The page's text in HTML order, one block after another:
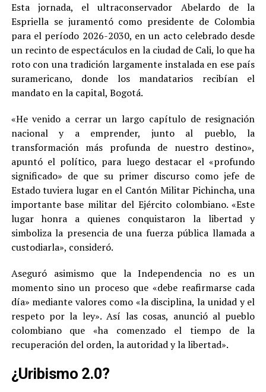
Esta jornada, el ultraconservador Abelardo de la
Espriella se juramentó como presidente de Colombia
para el período 2026-2030, en un acto celebrado desde
un recinto de espectáculos en la ciudad de Cali, lo que ha
roto con una tradición largamente instalada en ese país
suramericano, donde los mandatarios recibían el
mandato en la capital, Bogotá.
«He venido a cerrar un largo capítulo de resignación
nacional y a emprender, junto al pueblo, la
transformación más profunda de nuestro destino»,
apuntó el político, para luego destacar el «profundo
significado» de que su primer discurso como jefe de
Estado tuviera lugar en el Cantón Militar Pichincha, una
importante base militar del Ejército colombiano. «Este
lugar honra a quienes conquistaron la libertad y
simboliza la presencia de una fuerza pública llamada a
custodiarla», consideró.
Aseguró asimismo que la Independencia no es un
momento sino un proceso que «debe reafirmarse cada
día» mediante valores como «la disciplina, la unidad y el
respeto por la ley». Así las cosas, anunció al pueblo
colombiano que «ha comenzado el tiempo de la
recuperación del orden, la autoridad y la libertad».
¿Uribismo 2.0?